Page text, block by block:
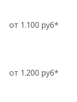
от 1.100 руб*
от 1.200 руб*